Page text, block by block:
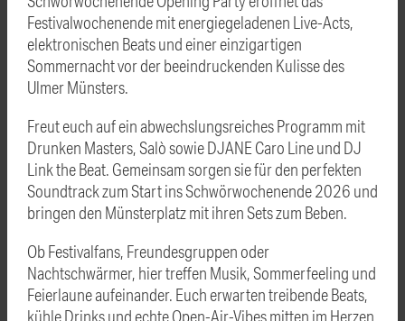
Festivalwochenende mit energiegeladenen Live-Acts,
elektronischen Beats und einer einzigartigen
Sommernacht vor der beeindruckenden Kulisse des
Ulmer Münsters.
Freut euch auf ein abwechslungsreiches Programm mit
Drunken Masters,Salòsowie DJANE Caro Line und DJ
Link the Beat. Gemeinsam sorgen sie für den perfekten
Soundtrack zum Start ins Schwörwochenende 2026 und
bringen den Münsterplatz mit ihren Sets zum Beben.
Ob Festivalfans, Freundesgruppen oder
Nachtschwärmer, hier treffen Musik, Sommerfeeling und
Feierlaune aufeinander. Euch erwarten treibende Beats,
kühle Drinks und echte Open-Air-Vibes mitten im Herzen